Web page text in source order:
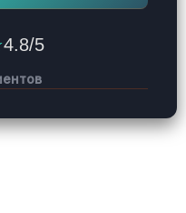
4.8/5